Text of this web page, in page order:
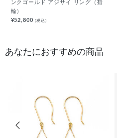
ンクゴールド アジサイ リング（指
輪）
¥52,800(税込)
あなたにおすすめの商品
前の画像